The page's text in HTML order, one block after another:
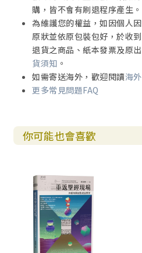
四、軍事與戰爭214
五、文化習俗215
六、宗教習俗 218
七、總結 219
背景資料的特定來源 220
一、舊約的暗引220
二、以兩約之間文學為出處的間
三、昆蘭的平行材料222
五、希臘的平行材料226
六、總結227
一、模式的誤用231
二、修正主義232
三、一般化的傾向232
四、資料的貧乏232
五、改變體系範疇的傾向233
六、簡化主義233
購，皆不會有刷退程序產生。
為維護您的權益，如因個人
原狀並依原包裝包好，於收
退貨之商品、紙本發票及原
貨須知 。
如需寄送海外，歡迎閱讀海
更多常見問題FAQ
你可能也會喜歡